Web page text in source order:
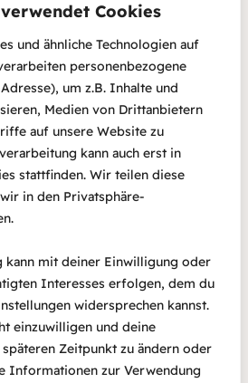
Cookies
und ähnliche Technologien auf
personenbezogene
um z.B. Inhalte und
Medien von Drittanbietern
auf unsere Website zu
kann auch erst in
stattfinden. Wir teilen diese
in den Privatsphäre-
kann mit deiner Einwilligung oder
Interesses erfolgen, dem du
widersprechen kannst.
einzuwilligen und deine
Zeitpunkt zu ändern oder
Informationen zur Verwendung
Festival 2025
15/07/2025
– Frauen in
Bangladesch